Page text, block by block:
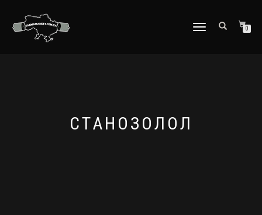
ПЕРЕКЛЮЧИТЬ
0
СТАНOЗОЛОЛ